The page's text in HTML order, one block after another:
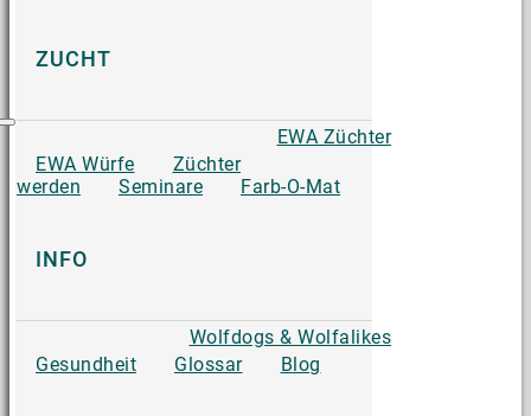
ZUCHT
EWA Züchter
EWA Würfe
Züchter
werden
Seminare Farb-O-Mat
INFO
Wolfdogs & Wolfalikes
Gesundheit
Glossar Blog